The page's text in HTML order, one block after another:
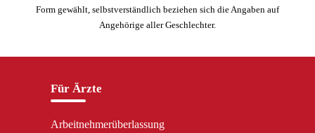
Form gewählt, selbstverständlich beziehen sich die Angaben auf
Angehörige aller Geschlechter.
Für Ärzte
Arbeitnehmerüberlassung